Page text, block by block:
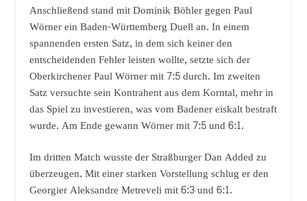
Anschließend stand mit Dominik Böhler gegen Paul
Wörner ein Baden-Württemberg Duell an. In einem
spannenden ersten Satz, in dem sich keiner den
entscheidenden Fehler leisten wollte, setzte sich der
Oberkirchener Paul Wörner mit 7:5 durch. Im zweiten
Satz versuchte sein Kontrahent aus dem Korntal, mehr in
das Spiel zu investieren, was vom Badener eiskalt bestraft
wurde. Am Ende gewann Wörner mit 7:5 und 6:1.
Im dritten Match wusste der Straßburger Dan Added zu
überzeugen. Mit einer starken Vorstellung schlug er den
Georgier Aleksandre Metreveli mit 6:3 und 6:1.